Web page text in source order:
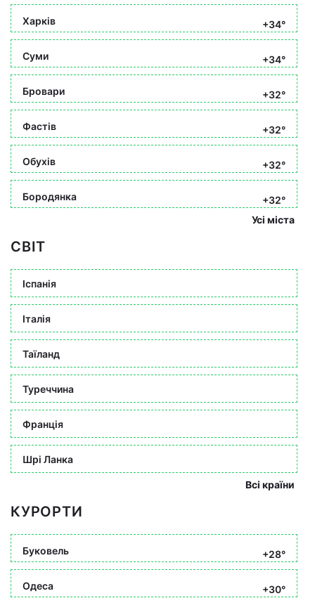
Харків +34°
Суми +34°
Бровари +32°
Фастів +32°
Обухів +32°
Бородянка
+32°
Усі міста
СВІТ
Іспанія
Італія
Таїланд
Туреччина
Франція
Шрі Ланка
Всі країни
КУРОРТИ
Буковель +28°
Одеса +30°